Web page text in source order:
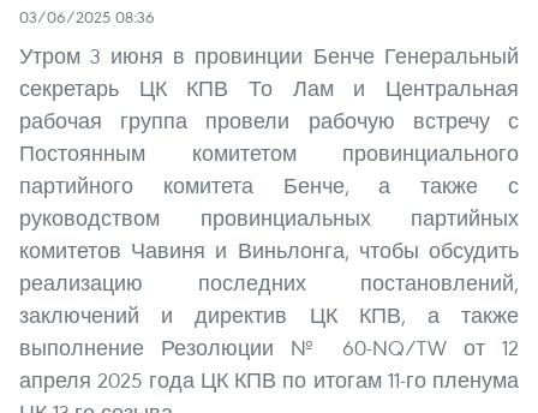
03/06/2025 08:36
Утром 3 июня в провинции Бенче Генеральный
секретарь ЦК КПВ То Лам и Центральная
рабочая группа провели рабочую встречу с
Постоянным комитетом провинциального
партийного комитета Бенче, а также с
руководством провинциальных партийных
комитетов Чавиня и Виньлонга, чтобы обсудить
реализацию последних постановлений,
заключений и директив ЦК КПВ, а также
выполнение Резолюции № 60-NQ/TW от 12
апреля 2025 года ЦК КПВ по итогам 11-го пленума